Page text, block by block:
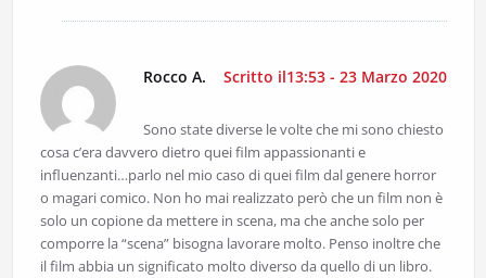
Rocco A. Scritto il13:53 - 23 Marzo 2020
Sono state diverse le volte che mi sono chiesto
cosa c’era davvero dietro quei film appassionanti e
influenzanti…parlo nel mio caso di quei film dal genere horror
o magari comico. Non ho mai realizzato però che un film non è
solo un copione da mettere in scena, ma che anche solo per
comporre la “scena” bisogna lavorare molto. Penso inoltre che
il film abbia un significato molto diverso da quello di un libro.